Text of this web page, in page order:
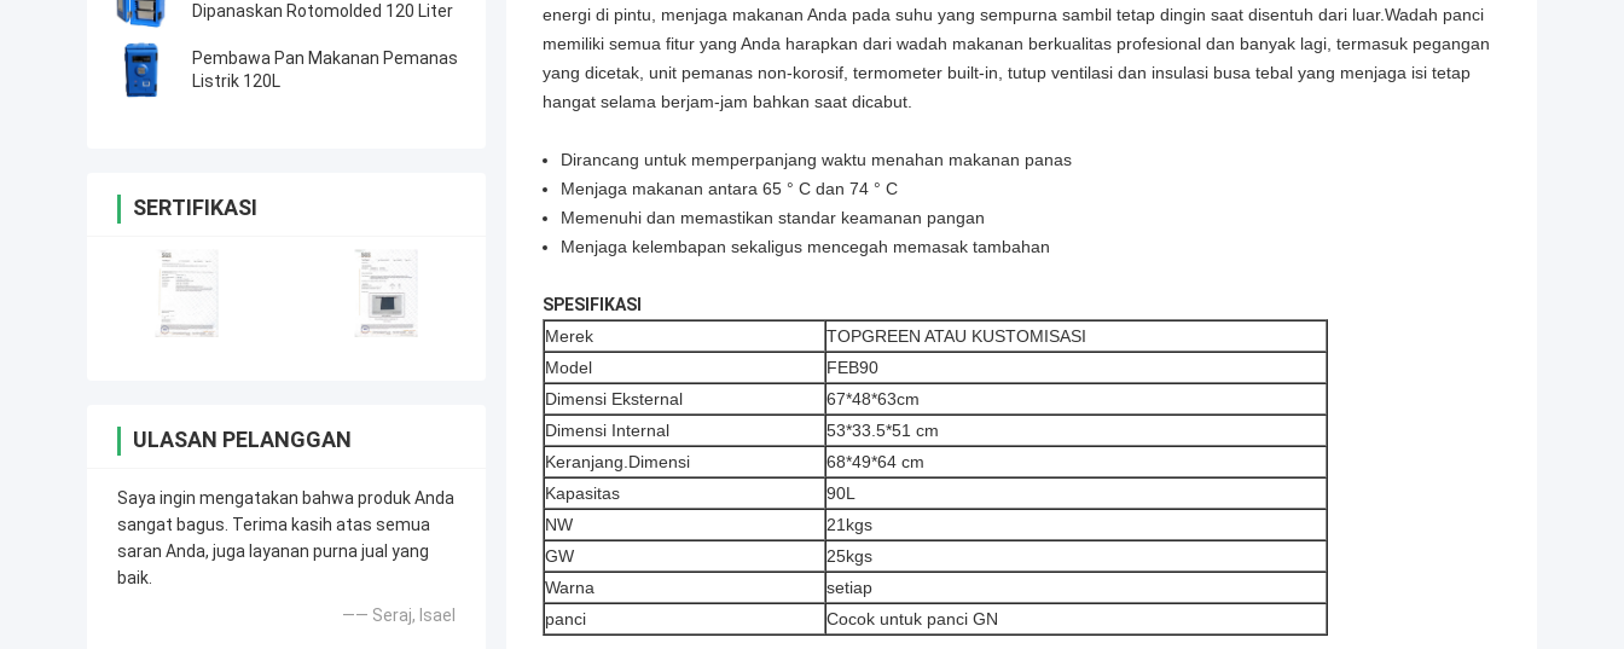
Dipanaskan Rotomolded 120 Liter
Pembawa Pan Makanan Pemanas
Listrik 120L
SERTIFIKASI
ULASAN PELANGGAN
Saya ingin mengatakan bahwa produk Anda
sangat bagus. Terima kasih atas semua
saran Anda, juga layanan purna jual yang
baik.
—— Seraj, Isael
energi di pintu, menjaga makanan Anda pada suhu yang sempurna sambil tetap dingin saat disentuh dari luar.Wadah panci
memiliki semua fitur yang Anda harapkan dari wadah makanan berkualitas profesional dan banyak lagi, termasuk pegangan
yang dicetak, unit pemanas non-korosif, termometer built-in, tutup ventilasi dan insulasi busa tebal yang menjaga isi tetap
hangat selama berjam-jam bahkan saat dicabut.
Dirancang untuk memperpanjang waktu menahan makanan panas
Menjaga makanan antara 65 ° C dan 74 ° C
Memenuhi dan memastikan standar keamanan pangan
Menjaga kelembapan sekaligus mencegah memasak tambahan
SPESIFIKASI
Merek
TOPGREEN ATAU KUSTOMISASI
Model
FEB90
Dimensi Eksternal
67*48*63cm
Dimensi Internal
53*33.5*51 cm
Keranjang.Dimensi
68*49*64 cm
Kapasitas
90L
NW
21kgs
GW
25kgs
Warna
setiap
panci
Cocok untuk panci GN